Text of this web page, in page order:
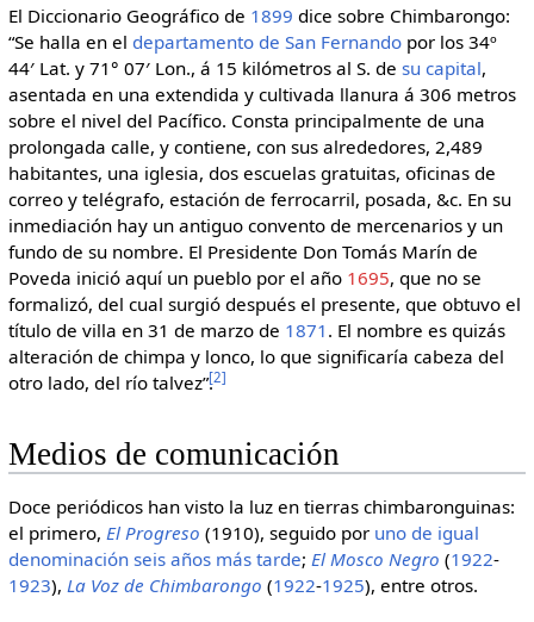
El Diccionario Geográfico de 1899 dice sobre Chimbarongo:
“Se halla en el departamento de San Fernandopor los 34º
44′ Lat. y 71° 07′ Lon., á 15 kilómetros al S. de su capital,
asentada en una extendida y cultivada llanura á 306 metros
sobre el nivel del Pacífico. Consta principalmente de una
prolongada calle, y contiene, con sus alrededores, 2,489
habitantes, una iglesia, dos escuelas gratuitas, oficinas de
correo y telégrafo, estación de ferrocarril, posada, &c. En su
inmediación hay un antiguo convento de mercenarios y un
fundo de su nombre. El Presidente Don Tomás Marín de
Poveda inició aquí un pueblo por el año 1695, que no se
formalizó, del cual surgió después el presente, que obtuvo el
título de villa en 31 de marzo de 1871 . El nombre es quizás
alteración de chimpa y lonco, lo que significaría cabeza del
otro lado, del río talvez”.
[2]
Medios de comunicación
Doce periódicos han visto la luz en tierras chimbaronguinas:
el primero, El Progreso (1910), seguido por uno de igual
denominación seis años más tarde; El Mosco Negro (1922-
1923), La Voz de Chimbarongo (1922-1925), entre otros.